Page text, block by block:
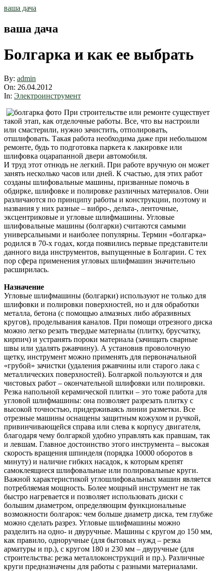
Skip
ваша дача
ваша дача
Болгарка и как ее выбрать
By: admin
On: 26.04.2012
In: Электроинструмент
При строительстве или ремонте существует
такой этап, как отделочные работы. Все, что вы настроили
или смастерили, нужно зачистить, отполировать,
отшлифовать. Такая работа необходима даже при небольшом
ремонте, будь то подготовка паркета к лакировке или
шлифовка оцарапанной двери автомобиля.
И труд этот отнюдь не легкий. При работе вручную он может
занять несколько часов или дней. К счастью, для этих работ
созданы шлифовальные машины, призванные помочь в
обдирке, шлифовке и полировке различных материалов. Они
различаются по принципу работы и конструкции, поэтому и
названия у них разные – вибро-, дельта-, ленточные,
эксцентриковые и угловые шлифмашины. Угловые
шлифовальные машины (болгарки) считаются самыми
универсальными и наиболее популярны. Термин «болгарка»
родился в 70-х годах, когда появились первые представители
данного вида инструментов, выпущенные в Болгарии. С тех
пор сфера применения угловых шлифмашин значительно
расширилась.
Назначение
Угловые шлифмашины (болгарки) используют не только для
шлифовки и полировки поверхностей, но и для обработки
металла, бетона (с помощью алмазных либо абразивных
кругов), проделывания каналов. При помощи отрезного диска
можно легко резать твердые материалы (плитку, брусчатку,
кирпич) и устранять пороки материала (зачищать сварные
швы или удалять ржавчину). А установив проволочную
щетку, инструмент можно применять для первоначальной
«грубой» зачистки (удаления ржавчины или старого лака с
металлических поверхностей). Болгаркой пользуются и для
чистовых работ – окончательной шлифовки или полировки.
Резка напольной керамической плитки – это тоже работа для
угловой шлифмашины: она позволяет разрезать плитку с
высокой точностью, придерживаясь линии разметки. Все
отрезные машины оснащены защитным кожухом и ручкой,
привинчивающейся справа или слева к корпусу двигателя,
благодаря чему болгаркой удобно управлять как правшам, так
и левшам. Главное достоинство этого инструмента – высокая
скорость вращения шпинделя (порядка 10000 оборотов в
минуту) и наличие гибких насадок, к которым крепят
самоклеящиеся шлифовальные или полировальные круги.
Важной характеристикой углошлифовальных машин является
потребляемая мощность. Более мощный инструмент не так
быстро нагревается и позволяет использовать диски с
большим диаметром, определяющим функциональные
возможности болгарок: чем больше диаметр диска, тем глубже
можно сделать разрез. Угловые шлифмашины можно
разделить на одно- и двуручные. Машины с кругом до 150 мм,
как правило, одноручные (для бытовых нужд – резка
арматуры и пр.), с кругом 180 и 230 мм – двуручные (для
строительства: резка металлоконструкций и пр.). Различные
круги предназначены для работы с разными материалами.